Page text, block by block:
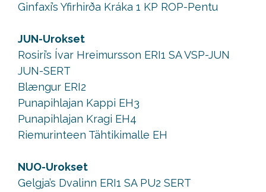
Ginfaxi’s Yfirhirða Kráka 1 KP ROP-Pentu
JUN-Urokset
Rosiri’s Ívar Hreimursson ERI1 SA VSP-JUN
JUN-SERT
Blængur ERI2
Punapihlajan Kappi EH3
Punapihlajan Kragi EH4
Riemurinteen Tähtikimalle EH
NUO-Urokset
Gelgja’s Dvalinn ERI1 SA PU2 SERT